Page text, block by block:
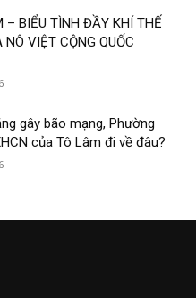
– BIỂU TÌNH ĐẦY KHÍ THẾ
NÔ VIỆT CỘNG QUỐC
gây bão mạng, Phường
của Tô Lâm đi về đâu?